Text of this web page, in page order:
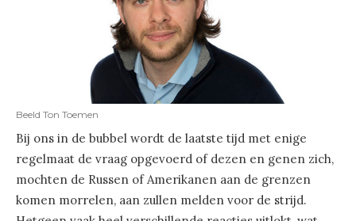
Beeld Ton Toemen
Bij ons in de bubbel wordt de laatste tijd met enige
regelmaat de vraag opgevoerd of dezen en genen zich,
mochten de Russen of Amerikanen aan de grenzen
komen morrelen, aan zullen melden voor de strijd.